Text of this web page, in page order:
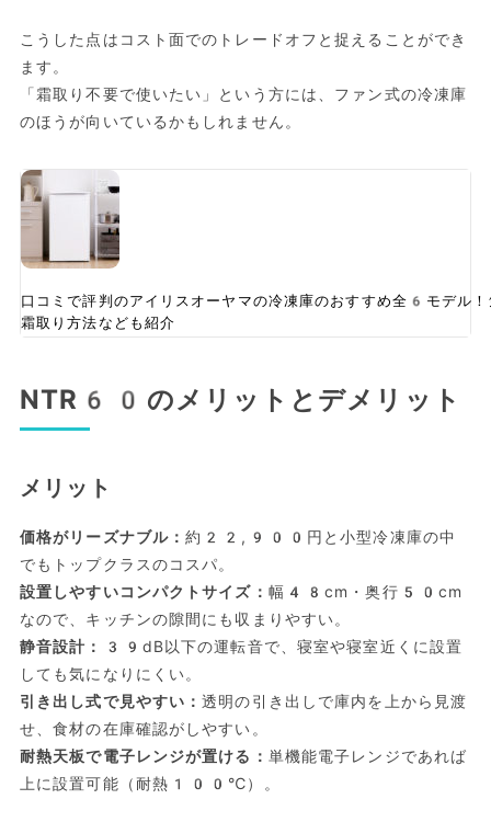
こうした点はコスト面でのトレードオフと捉えることができ
ます。
「霜取り不要で使いたい」という方には、ファン式の冷凍庫
のほうが向いているかもしれません。
口コミで評判のアイリスオーヤマの冷凍庫のおすすめ全6モデル
霜取り方法なども紹介
NTR60のメリットとデメリット
メリット
価格がリーズナブル：約22,900円と小型冷凍庫の中
でもトップクラスのコスパ。
設置しやすいコンパクトサイズ： 幅48cm・奥行50cm
なので、キッチンの隙間にも収まりやすい。
静音設計：
39dB以下の運転音で、寝室や寝室近くに設置
しても気になりにくい。
引き出し式で見やすい：透明の引き出しで庫内を上から見渡
せ、食材の在庫確認がしやすい。
耐熱天板で電子レンジが置ける： 単機能電子レンジであれば
上に設置可能（耐熱100℃）。